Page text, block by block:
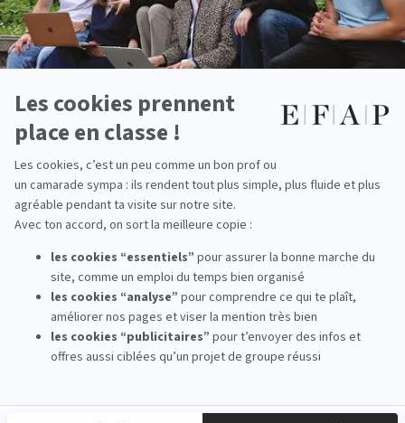
Tout savoir sur notre formation
internationale
L'expérience Internationale
Nos campus à l'international
Universités partenaires
Étudier en France
Erasmus+